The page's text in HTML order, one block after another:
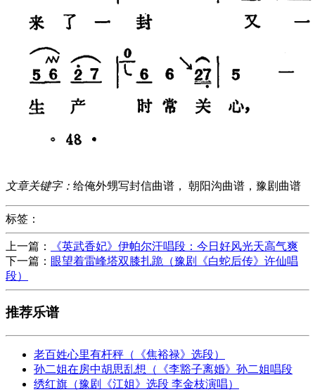
文章关键字： 给俺外甥写封信曲谱， 朝阳沟曲谱，豫剧曲谱
标签：
上一篇：
《英武香妃》伊帕尔汗唱段：今日好风光天高气爽
下一篇： 眼望着雷峰塔双膝扎跪（豫剧《白蛇后传》许仙唱
段）
推荐乐谱
老百姓心里有杆秤（《焦裕禄》选段）
孙二姐在房中胡思乱想（《李豁子离婚》孙二姐唱段
绣红旗（豫剧《江姐》选段 李金枝演唱）